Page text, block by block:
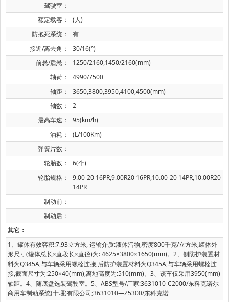
驾驶室：
额定载客：
(人)
防抱死系统：
有
接近/离去角：
30/16(°)
前悬/后悬：
1250/2160,1450/2160(mm)
轴荷：
4990/7500
轴距：
3650,3800,3950,4100,4500(mm)
轴数：
2
最高车速：
95(km/h)
油耗：
(L/100Km)
弹簧片数：
轮胎数：
6(个)
轮胎规格：
9.00-20 16PR,9.00R20 16PR,10.00-20 14PR,10.00R20
14PR
制动前：
制动后：
其它：
1、罐体有效容积:7.93立方米, 运输介质:液体污物,密度800千克/立方米,罐体外
形尺寸(罐体总长×直段长×直径)为: 4625×3800×1650(mm)。2、侧防护装置材
料为Q345A,与车辆采用螺栓连接,后防护装置材料为Q345A,与车辆采用螺栓连
接,截面尺寸为:250×40(mm),离地高度为:510(mm)。3、该车仅采用3950(mm)
轴距。4、随底盘选装驾驶室。5、ABS型号/厂家:3631010-C2000/东科克诺尔
商用车制动系统(十堰)有限公司;3631010—Z5300/东科克诺